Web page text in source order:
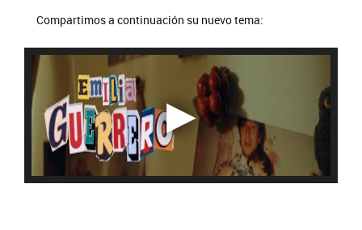
Compartimos a continuación su nuevo tema: